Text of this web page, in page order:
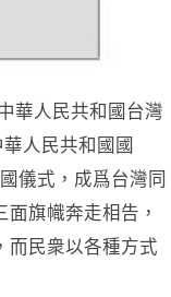
華人民共和國台灣
人民共和國國
儀式，成爲台灣同
旗幟奔走相告，
而民衆以各種方式